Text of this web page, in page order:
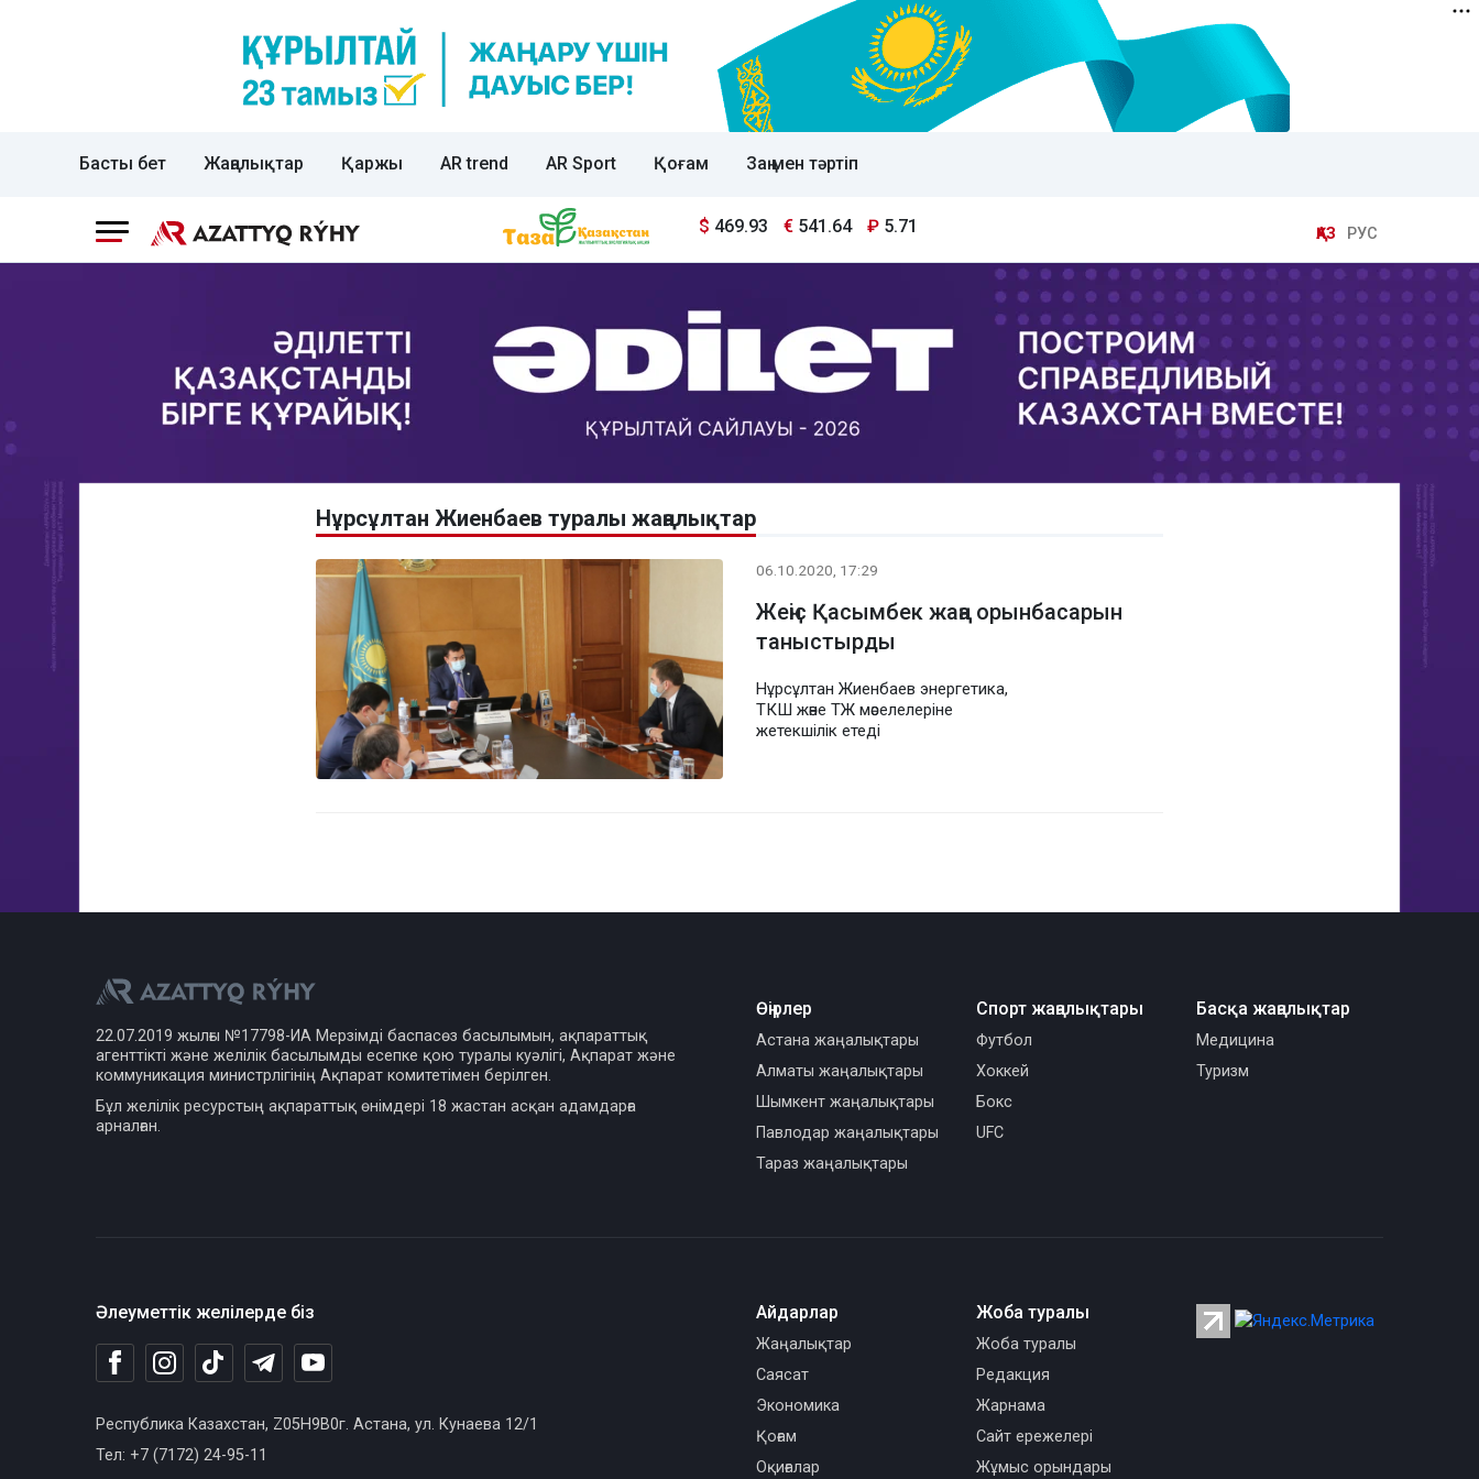
Басты бет Жаңалықтар Қаржы AR trend AR Sport Қоғам Заң мен тәртіп
$ 469.93 € 541.64 ₽ 5.71 ҚАЗ РУС
Нұрсұлтан Жиенбаев туралы жаңалықтар
06.10.2020, 17:29
Жеңіс Қасымбек жаңа орынбасарын
таныстырды
Нұрсұлтан Жиенбаев энергетика,
ТКШ және ТЖ мәселелеріне
жетекшілік етеді
22.07.2019 жылғы №17798-ИА Мерзімді баспасөз басылымын, ақпараттық
агенттікті және желілік басылымды есепке қою туралы куәлігі, Ақпарат және
коммуникация министрлігінің Ақпарат комитетімен берілген.
Бұл желілік ресурстың ақпараттық өнімдері 18 жастан асқан адамдарға
арналған.
Өңірлер
Астана жаңалықтары
Алматы жаңалықтары
Шымкент жаңалықтары
Павлодар жаңалықтары
Тараз жаңалықтары
Спорт жаңалықтары
Футбол
Хоккей
Бокс
UFC
Басқа жаңалықтар
Медицина
Туризм
Әлеуметтік желілерде біз
Республика Казахстан, Z05H9B0г. Астана, ул. Кунаева 12/1
Тел: +7 (7172) 24-95-11
Айдарлар
Жаңалықтар
Саясат
Экономика
Қоғам
Оқиғалар
Жоба туралы
Жоба туралы
Редакция
Жарнама
Сайт ережелері
Жұмыс орындары